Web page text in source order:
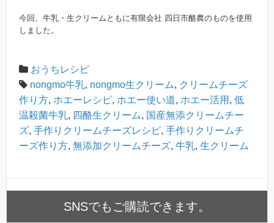
今回、牛乳・生クリームともに有限会社 四日市酪農のものを使用
しました。
おうちレシピ
nongmo牛乳, nongmo生クリーム, クリームチーズ
作り方, ホエーレシピ, ホエー使い道, ホエー活用 , 低
温殺菌牛乳, 四酪生クリーム, 国産無添クリームチー
ズ, 手作りクリームチーズレシピ, 手作りクリームチ
ーズ作り方, 無添加クリームチーズ, 牛乳, 生クリーム
SNSでもご購読できます。